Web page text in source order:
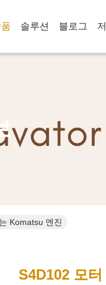
솔루션 블로그
Komatsu 엔진
S4D102 모